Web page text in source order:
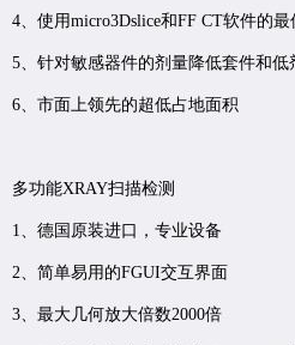
4、使用micro3Dslice和FF CT软件的
5、针对敏感器件的剂量降低套件和低
6、市面上领先的超低占地面积
多功能XRAY扫描检测
1、德国原装进口，专业设备
2、简单易用的FGUI交互界面
3、最大几何放大倍数2000倍